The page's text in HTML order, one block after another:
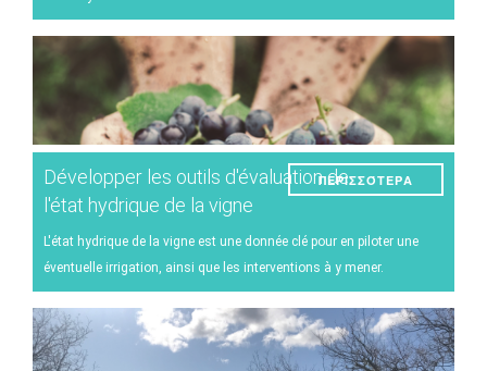
Développer les outils d'évaluation de
l'état hydrique de la vigne
L'état hydrique de la vigne est une donnée clé pour en piloter une
éventuelle irrigation, ainsi que les interventions à y mener.
ΠΕΡΙΣΣΌΤΕΡΑ